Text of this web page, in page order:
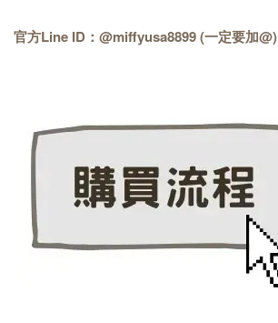
官方Line ID：@miffyusa8899 (一定要加@)